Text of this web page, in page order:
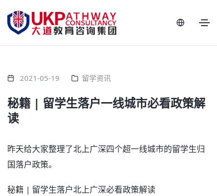
2021-05-19 留学资讯
秘籍 | 留学生落户一线城市必看政策解
读
昨天给大家整理了北上广深四个超一线城市的留学生归
国落户政策。
秘籍 | 留学生落户北上广深必看政策解读